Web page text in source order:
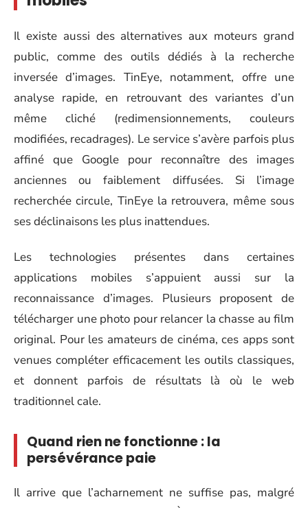
Il existe aussi des alternatives aux moteurs grand
public, comme des outils dédiés à la recherche
inversée d’images. TinEye, notamment, offre une
analyse rapide, en retrouvant des variantes d’un
même cliché (redimensionnements, couleurs
modifiées, recadrages). Le service s’avère parfois plus
affiné que Google pour reconnaître des images
anciennes ou faiblement diffusées. Si l’image
recherchée circule, TinEye la retrouvera, même sous
ses déclinaisons les plus inattendues.
Les technologies présentes dans certaines
applications mobiles s’appuient aussi sur la
reconnaissance d’images. Plusieurs proposent de
télécharger une photo pour relancer la chasse au film
original. Pour les amateurs de cinéma, ces apps sont
venues compléter efficacement les outils classiques,
et donnent parfois de résultats là où le web
traditionnel cale.
Quand rien ne fonctionne : la
persévérance paie
Il arrive que l’acharnement ne suffise pas, malgré